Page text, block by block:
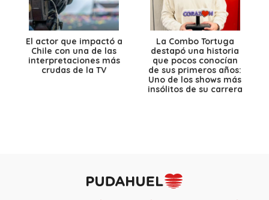
El actor que impactó a
Chile con una de las
interpretaciones más
crudas de la TV
La Combo Tortuga
destapó una historia
que pocos conocían
de sus primeros años:
Uno de los shows más
insólitos de su carrera